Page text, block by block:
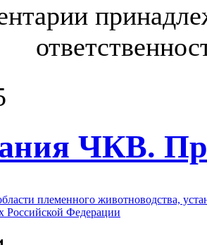
ЧКВ.
племенного животноводства,
Российской Федерации